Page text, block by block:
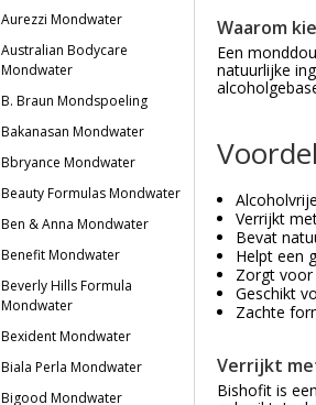
Aurezzi Mondwater
Australian Bodycare
Mondwater
B. Braun Mondspoeling
Bakanasan Mondwater
Bbryance Mondwater
Beauty Formulas Mondwater
Ben & Anna Mondwater
Benefit Mondwater
Beverly Hills Formula
Mondwater
Bexident Mondwater
Biala Perla Mondwater
Bigood Mondwater
Waarom
Een
natuurlijke
Verrijkt
Bevat
Helpt een
Zorgt voor
Geschikt
Zachte
Verrijkt
Bishofit is